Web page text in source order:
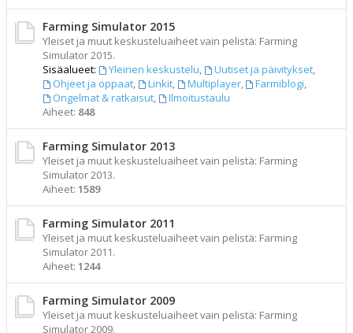
Farming Simulator 2015
Yleiset ja muut keskusteluaiheet vain pelistä: Farming
Simulator 2015.
Sisäalueet:
Yleinen keskustelu, Uutiset ja päivitykset,
Ohjeet ja oppaat, Linkit, Multiplayer, Farmiblogi,
Ongelmat & ratkaisut,
Ilmoitustaulu
Aiheet: 848
Farming Simulator 2013
Yleiset ja muut keskusteluaiheet vain pelistä: Farming
Simulator 2013.
Aiheet: 1589
Farming Simulator 2011
Yleiset ja muut keskusteluaiheet vain pelistä: Farming
Simulator 2011.
Aiheet: 1244
Farming Simulator 2009
Yleiset ja muut keskusteluaiheet vain pelistä: Farming
Simulator 2009.